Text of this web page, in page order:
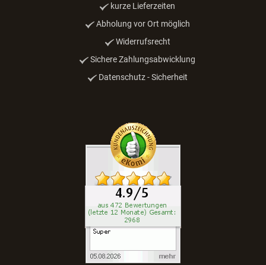
kurze Lieferzeiten
Abholung vor Ort möglich
Widerrufsrecht
Sichere Zahlungsabwicklung
Datenschutz - Sicherheit